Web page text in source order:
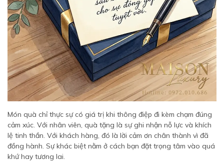
Món quà chỉ thực sự có giá trị khi thông điệp đi kèm chạm đúng
cảm xúc. Với nhân viên, quà tặng là sự ghi nhận nỗ lực và khích
lệ tinh thần. Với khách hàng, đó là lời cảm ơn chân thành vì đã
đồng hành. Sự khác biệt nằm ở cách bạn đặt trọng tâm vào quá
khứ hay tương lai.